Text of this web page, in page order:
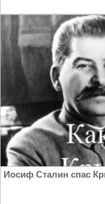
Иосиф Сталин спас